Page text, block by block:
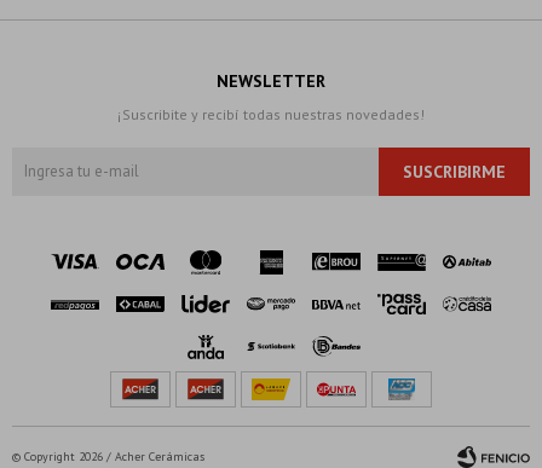
NEWSLETTER
¡Suscribite y recibí todas nuestras novedades!
SUSCRIBIRME
© Copyright 2026 / Acher Cerámicas